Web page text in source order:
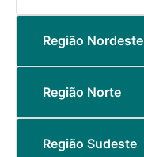
Região Nordeste
Região Norte
Região Sudeste